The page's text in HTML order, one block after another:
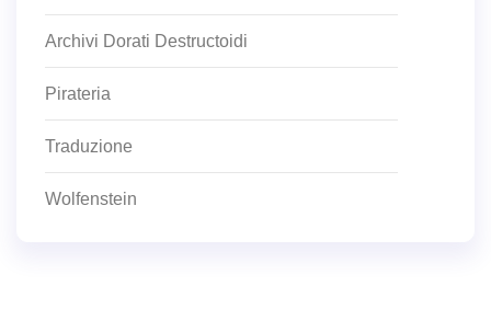
Archivi Dorati Destructoidi
Pirateria
Traduzione
Wolfenstein